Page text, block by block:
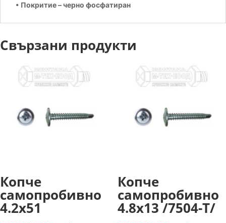
• Покритие – черно фосфатиран
Свързани продукти
Копче
самопробивно
4.2х51
Копче
самопробивно
4.8х13 /7504-Т/